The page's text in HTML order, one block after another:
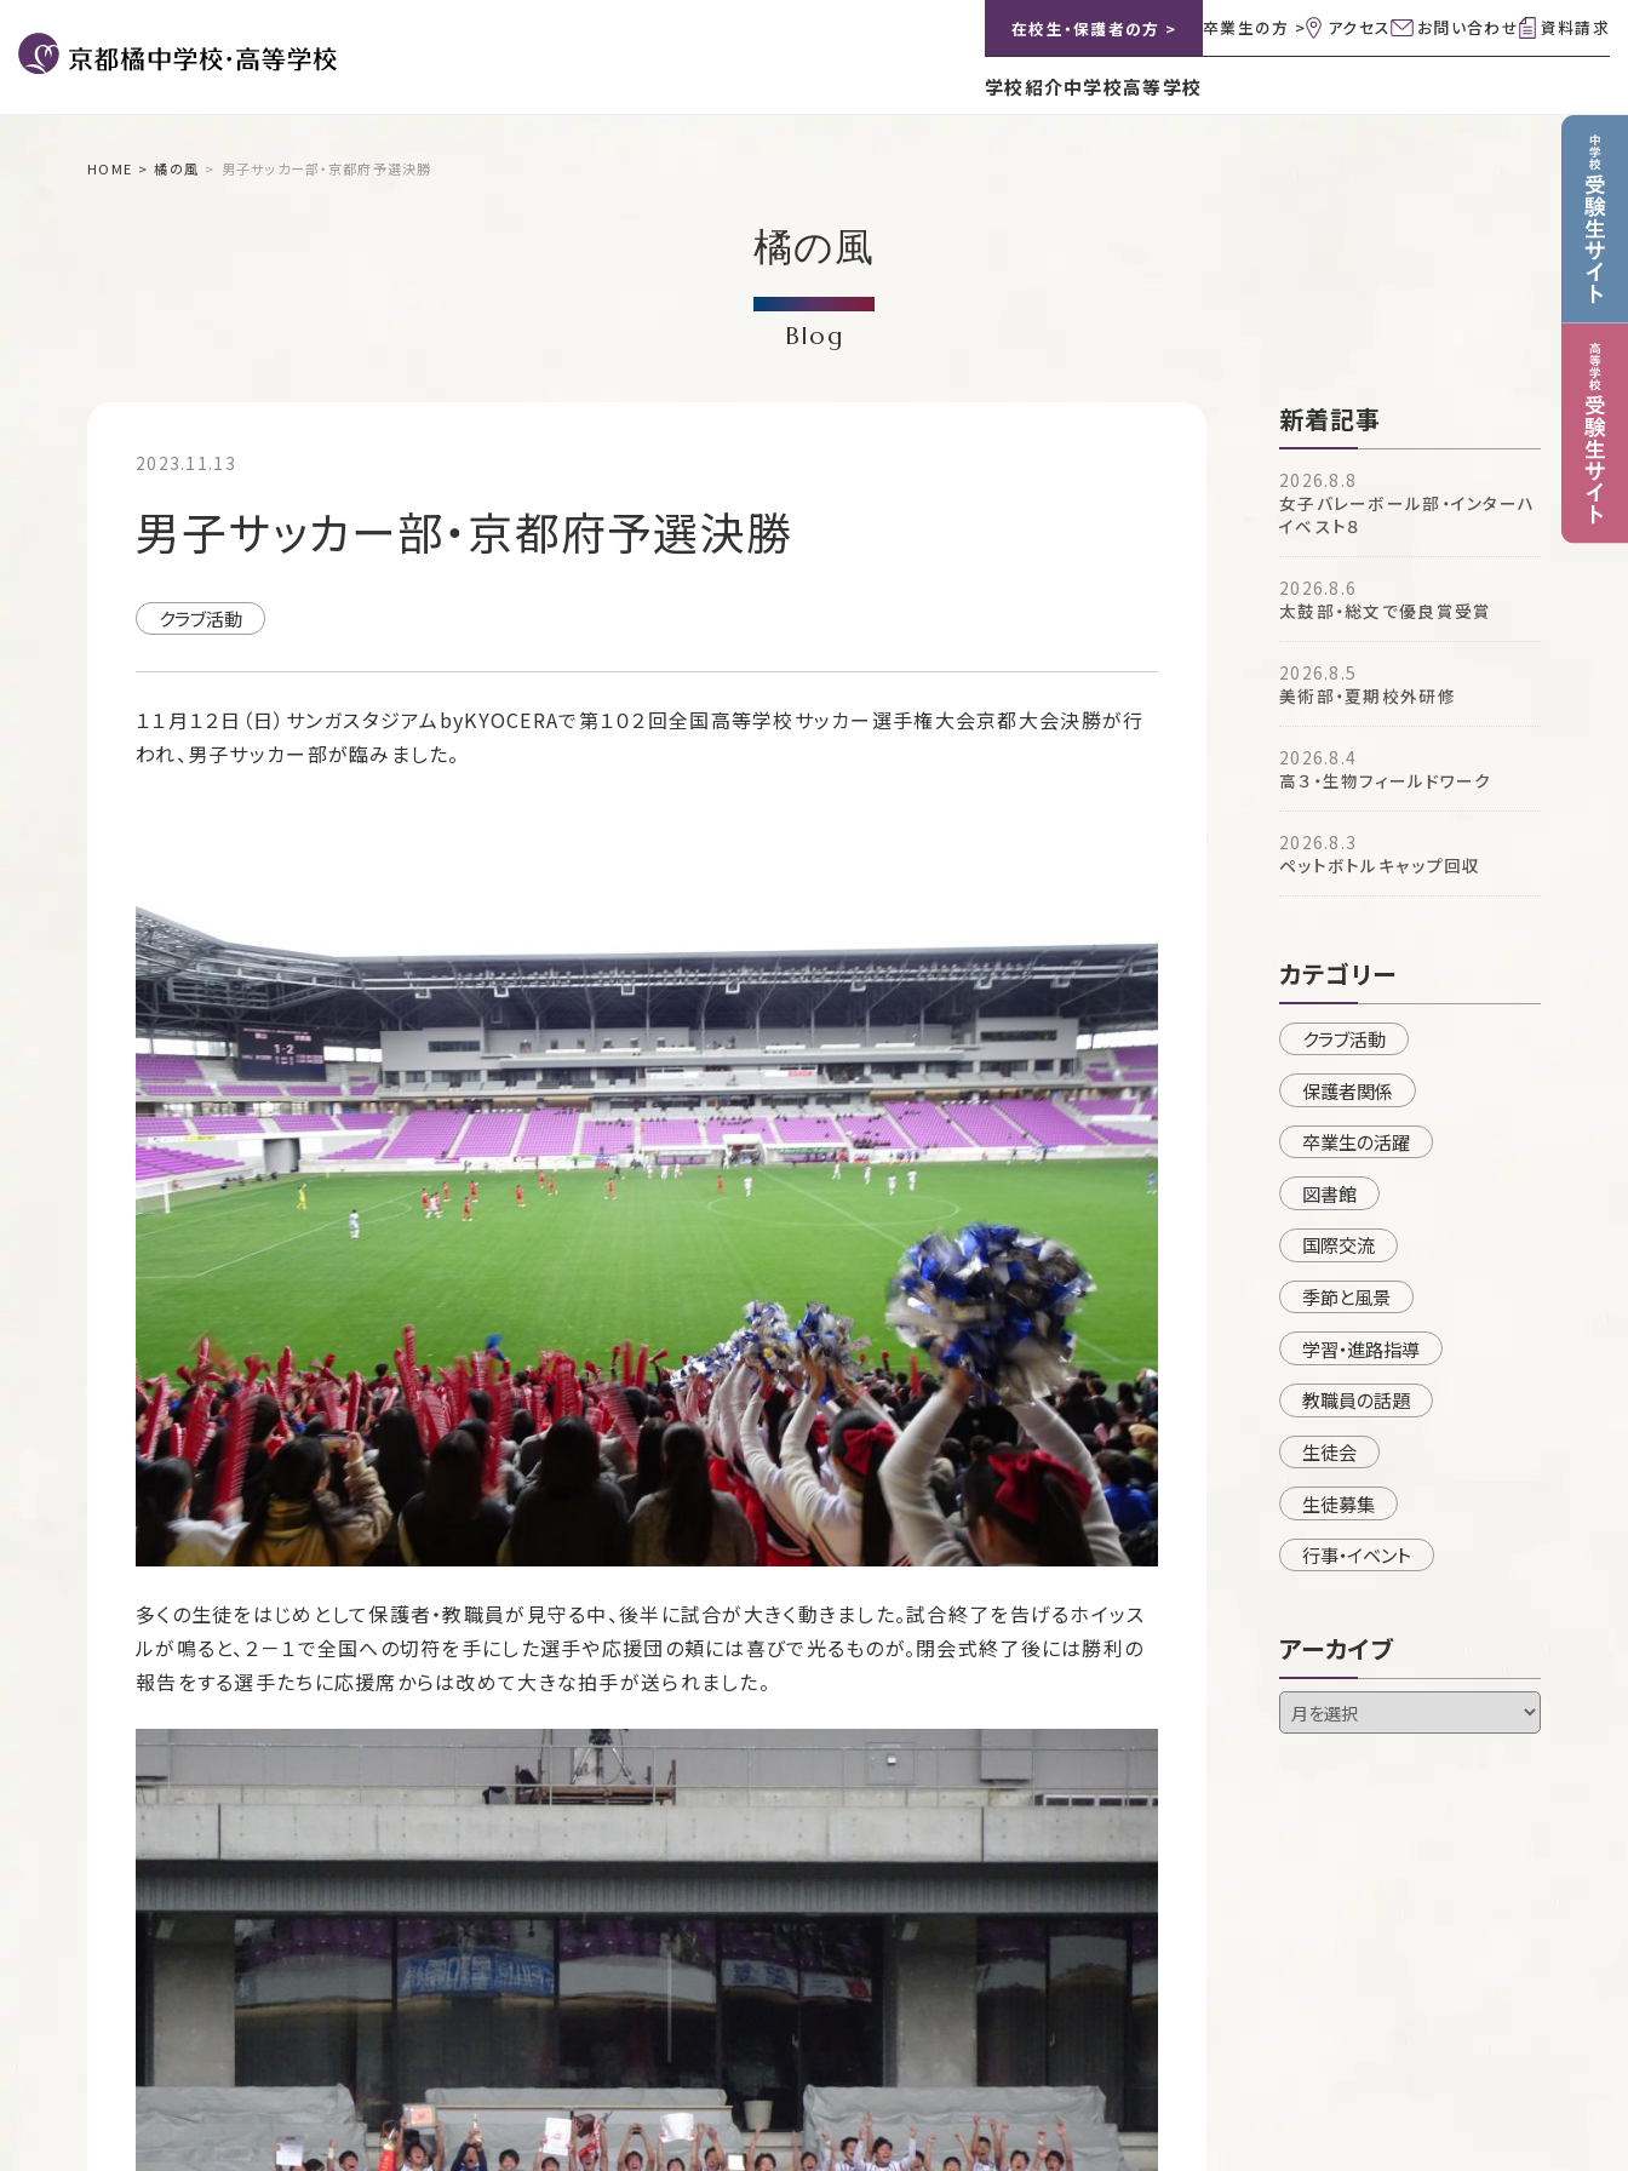
在校生・保護者の方 > 卒業生の方 > アクセス お問い合わせ 資料請求
学校紹介中学校高等学校
HOME 橘の風 男子サッカー部・京都府予選決勝
橘の風
Blog
2023.11.13
男子サッカー部・京都府予選決勝
クラブ活動
１１月１２日（日）サンガスタジアムbyKYOCERAで第１０２回全国高等学校サッカー選手権大会京都大会決勝が行
われ、男子サッカー部が臨みました。
多くの生徒をはじめとして保護者・教職員が見守る中、後半に試合が大きく動きました。試合終了を告げるホイッス
ルが鳴ると、２－１で全国への切符を手にした選手や応援団の頬には喜びで光るものが。閉会式終了後には勝利の
報告をする選手たちに応援席からは改めて大きな拍手が送られました。
新着記事
2026.8.8
女子バレーボール部・インターハ
イベスト８
2026.8.6
太鼓部・総文で優良賞受賞
2026.8.5
美術部・夏期校外研修
2026.8.4
高３・生物フィールドワーク
2026.8.3
ペットボトルキャップ回収
カテゴリー
クラブ活動
保護者関係
卒業生の活躍
図書館
国際交流
季節と風景
学習・進路指導
教職員の話題
生徒会
生徒募集
行事・イベント
アーカイブ